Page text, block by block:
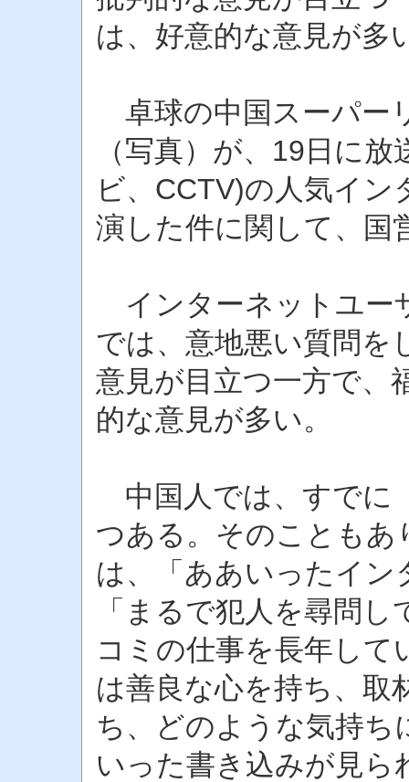
は、好意的な意見が多
卓球の中国スーパー
（写真）が、19日に
ビ、CCTV)の人気イ
演した件に関して、国
インターネットユー
では、意地悪い質問を
意見が目立つ一方で、
的な意見が多い。
中国人では、すでに
つある。そのこともあ
は、「ああいったイン
「まるで犯人を尋問
コミの仕事を長年し
は善良な心を持ち、取
ち、どのような気持
いった書き込みが見ら